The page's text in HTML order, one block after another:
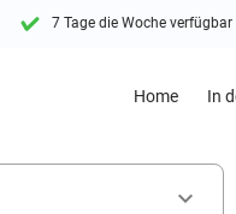
7 Tage die Woche verfügbar
Home In
keyboard_arrow_down